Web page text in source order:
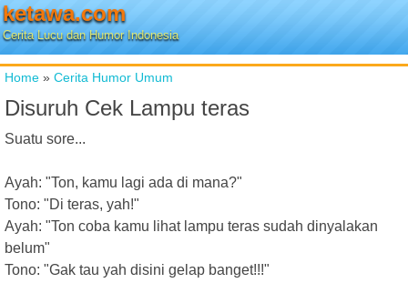
ketawa.com
Cerita Lucu dan Humor Indonesia
Home » Cerita Humor Umum
Disuruh Cek Lampu teras
Suatu sore...
Ayah: "Ton, kamu lagi ada di mana?"
Tono: "Di teras, yah!"
Ayah: "Ton coba kamu lihat lampu teras sudah dinyalakan
belum"
Tono: "Gak tau yah disini gelap banget!!!"